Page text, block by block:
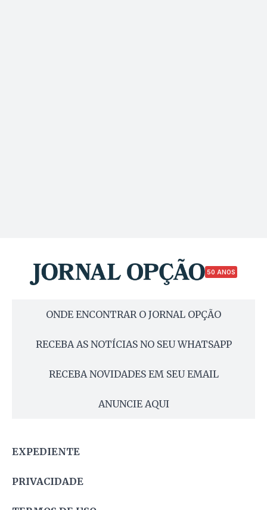
50 ANOS
ONDE ENCONTRAR O JORNAL OPÇÃO
RECEBA AS NOTÍCIAS NO SEU WHATSAPP
RECEBA NOVIDADES EM SEU EMAIL
ANUNCIE AQUI
EXPEDIENTE
PRIVACIDADE